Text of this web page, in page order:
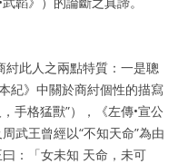
紂此人之兩點特質：一是聰
紀》中關於商紂個性的描寫
手格猛獸”），《左傳•宣公
武王曾經以“不知天命”為由
：「女未知 天命，未可